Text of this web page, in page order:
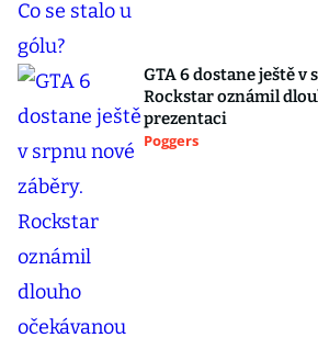
GTA 6 dostane ještě v
Rockstar oznámil
prezentaci
Poggers